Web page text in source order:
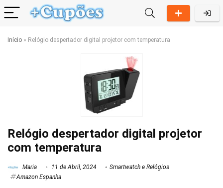
Início » Relógio despertador digital projetor com temperatura
Relógio despertador digital projetor
com temperatura
Maria 11 de Abril, 2024
Smartwatch e Relógios
Amazon Espanha